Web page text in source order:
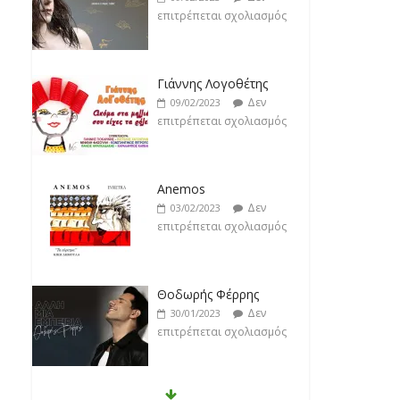
επιτρέπεται σχολιασμός
Γιάννης Λογοθέτης
09/02/2023
Δεν
επιτρέπεται σχολιασμός
Anemos
03/02/2023
Δεν
επιτρέπεται σχολιασμός
Θοδωρής Φέρρης
30/01/2023
Δεν
επιτρέπεται σχολιασμός